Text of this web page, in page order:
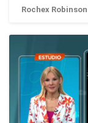
Rochex Robinson